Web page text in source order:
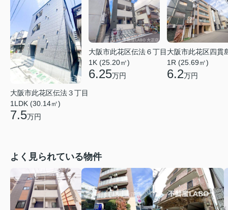
大阪市此花区伝法３丁目
1LDK (30.14㎡)
7.5万円
大阪市此花区伝法６丁目
1K (25.20㎡)
6.25万円
大阪市此花区四貫
1R (25.69㎡)
6.2万円
よく見られている物件